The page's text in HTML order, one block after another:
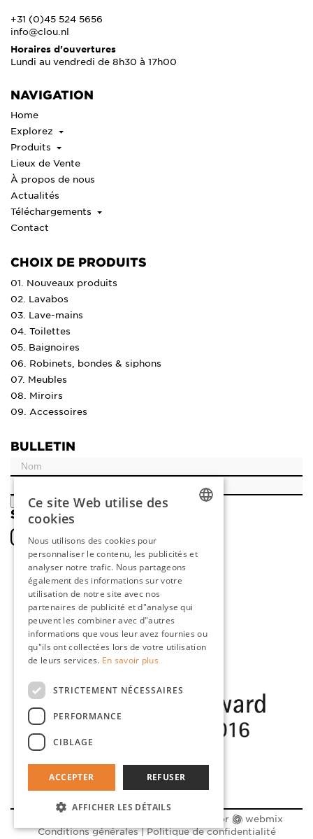
+31 (0)45 524 5656
info@clou.nl
Horaires d'ouvertures
Lundi au vendredi de 8h30 à 17h00
NAVIGATION
Home
Explorez
Produits
Lieux de Vente
À propos de nous
Actualités
Téléchargements
Contact
CHOIX DE PRODUITS
01. Nouveaux produits
02. Lavabos
03. Lave-mains
04. Toilettes
05. Baignoires
06. Robinets, bondes & siphons
07. Meubles
08. Miroirs
09. Accessoires
BULLETIN
ENREGISTRER
SOCIAL
door
webmix
Conditions générales|Politique de confidentialité
ENGLISH
FRENCH
GERMAN
Ce site Web utilise des
cookies
Nous utilisons des cookies pour
personnaliser le contenu, les publicités et
analyser notre trafic. Nous partageons
également des informations sur votre
utilisation de notre site avec nos
partenaires de publicité et d"analyse qui
peuvent les combiner avec d"autres
informations que vous leur avez fournies ou
qu"ils ont collectées lors de votre utilisation
de leurs services. En savoir plus
STRICTEMENT NÉCESSAIRES
PERFORMANCE
CIBLAGE
ACCEPTER REFUSER
AFFICHER LES DÉTAILS